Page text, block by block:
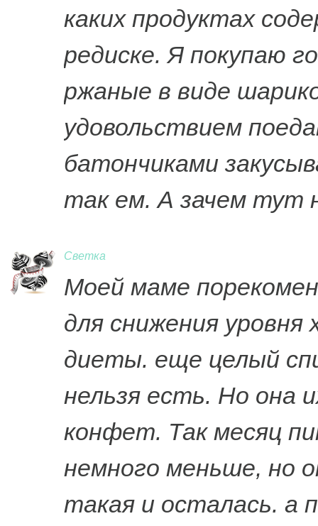
каких продуктах
редиске. Я покупаю
ржаные в виде
удовольствием
батончиками
так ем. А зачем тут
Светка
Моей маме
для снижения
диеты. еще целый
нельзя есть. Но она
конфет. Так месяц
немного меньше, но
такая и осталась. а